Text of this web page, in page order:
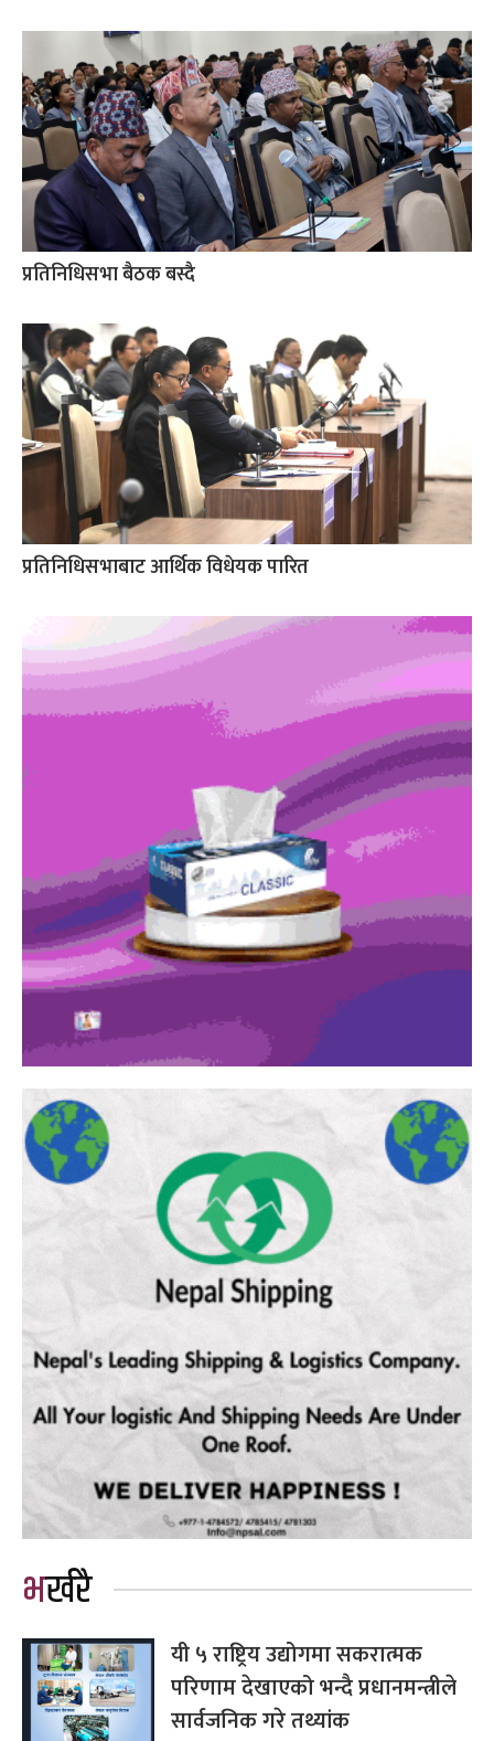
प्रतिनिधिसभा बैठक बस्दै
प्रतिनिधिसभाबाट आर्थिक विधेयक पारित
भर्खरै
यी ५ राष्ट्रिय उद्योगमा सकरात्मक
परिणाम देखाएको भन्दै प्रधानमन्त्रीले
सार्वजनिक गरे तथ्यांक